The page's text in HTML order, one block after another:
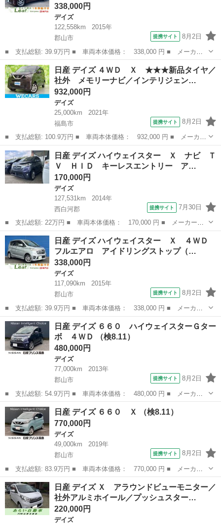
338,000円
デイズ
122,558km
2015年
郡山市
提携サイト 8月2日
■ 支払総額: 39.9万円 ■ 車両本体価格： 338,000 円 ■ メーカー
名： 日産 ■ 車種名： デイズルークス ■ グレード名： ハイウ
ェイスター Ｘ ４ＷＤフルエアロ アイドリングストップ アラウ
ンドビューモ...
福島 郡山市 デイズ
日産 デイズ ４ＷＤ Ｘ ★★★新品タイヤ／
社外 メモリーナビ／インテリジェン…
932,000円
デイズ
25,000km
2021年
福島市
提携サイト 8月2日
■ 支払総額: 100.9万円 ■ 車両本体価格： 932,000 円 ■ メーカー
名： 日産 ■ 車種名： デイズ ■ グレード名： ４ＷＤ Ｘ
★★★新品タイヤ／社外 メモリーナビ／インテリジェントルームミ
ラー／エマー...
福島 福島市 デイズ
日産 デイズ ハイウェイスター Ｘ ナビ Ｔ
Ｖ ＨＩＤ キーレスエントリー ア…
170,000円
デイズ
127,531km
2014年
西白河郡
提携サイト 7月30日
■ 支払総額: 22万円 ■ 車両本体価格： 170,000 円 ■ メーカー
名： 日産 ■ 車種名： デイズ ■ グレード名： ハイウェイスタ
ー Ｘ ナビ ＴＶ ＨＩＤ キーレスエントリー アイドリングス
トップ 電動格納...
福島 西白河郡 デイズ
日産 デイズ ハイウェイスター Ｘ ４ＷＤ
フルエアロ アイドリングストップ（…
338,000円
デイズ
117,090km
2015年
郡山市
提携サイト 8月2日
■ 支払総額: 39.9万円 ■ 車両本体価格： 338,000 円 ■ メーカー
名： 日産 ■ 車種名： デイズ ■ グレード名： ハイウェイスタ
ー Ｘ ４ＷＤ フルエアロ アイドリングストップ（車検２年・１
年保証・新品...
福島 郡山市 デイズ
日産 デイズ ６６０ ハイウェイスターＧター
ボ ４ＷＤ （検8.11）
480,000円
デイズ
77,000km
2013年
郡山市
提携サイト 8月2日
■ 支払総額: 54.9万円 ■ 車両本体価格： 480,000 円 ■ メーカー
名： 日産 ■ 車種名： デイズ ■ グレード名： ６６０ ハイウ
ェイスターＧターボ ４ＷＤ ■ 排気量： 660cc ■ ドア枚数：
5D...
福島 郡山市 デイズ
日産 デイズ ６６０ Ｘ （検8.11）
770,000円
デイズ
49,000km
2019年
郡山市
提携サイト 8月2日
■ 支払総額: 83.9万円 ■ 車両本体価格： 770,000 円 ■ メーカー
名： 日産 ■ 車種名： デイズ ■ グレード名： ６６０ Ｘ ■
排気量： 660cc ■ ドア枚数： 5D ■ ミッション： インパネA...
福島 郡山市 デイズ
日産 デイズ Ｘ アラウンドビューモニター／
社外アルミホイール／プッシュスター…
220,000円
デイズ